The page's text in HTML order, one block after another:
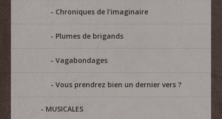
Chroniques de l'imaginaire
Plumes de brigands
Vagabondages
Vous prendrez bien un dernier vers ?
MUSICALES